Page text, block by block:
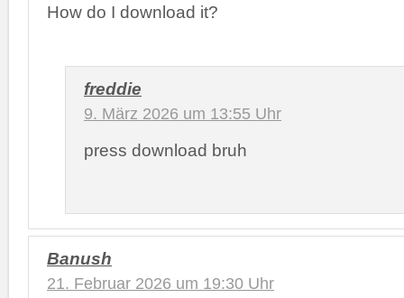
How do I download it?
freddie
9. März 2026 um 13:55 Uhr
press download bruh
Banush
21. Februar 2026 um 19:30 Uhr